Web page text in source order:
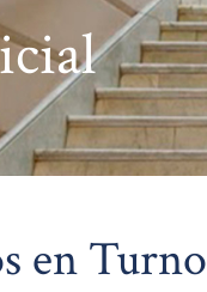
en Turno